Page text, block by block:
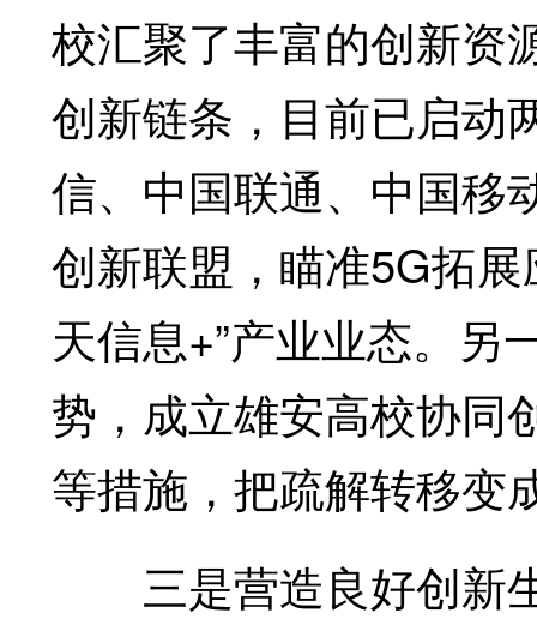
校汇聚了丰富的创新资
创新链条，目前已启动
信、中国联通、中国移
创新联盟，瞄准5G拓
天信息+”产业业态。另
势，成立雄安高校协同
等措施，把疏解转移变
三是营造良好创新